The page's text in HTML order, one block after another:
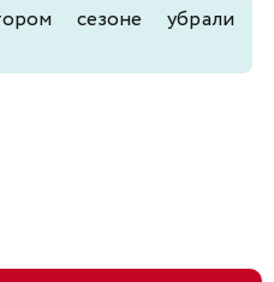
сезоне убрали